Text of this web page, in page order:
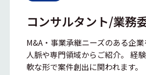
コンサルタント/業務
M&A・事業承継ニーズのある企
人脈や専門領域からご紹介。 経
軟な形で案件創出に関われます。